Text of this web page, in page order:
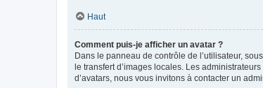
Haut
Comment puis-je afficher un avatar ?
Dans le panneau de contrôle de l’utilisateur,
le transfert d’images locales. Les
d’avatars, nous vous invitons à contacter un